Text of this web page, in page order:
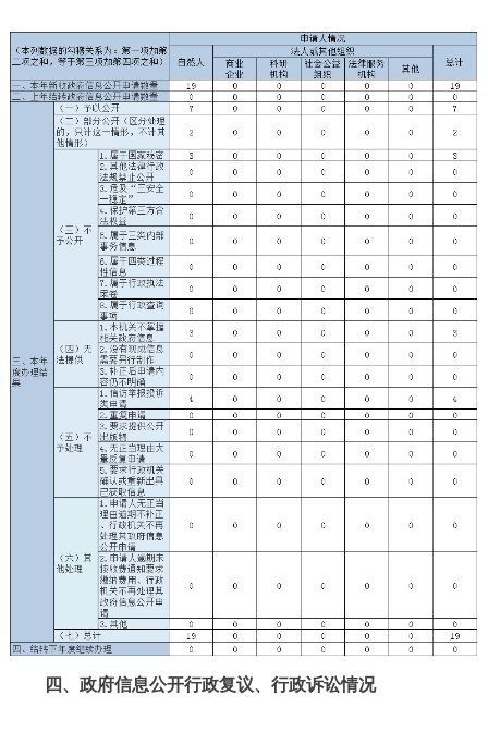
四、政府信息公开行政复议、行政诉讼情况